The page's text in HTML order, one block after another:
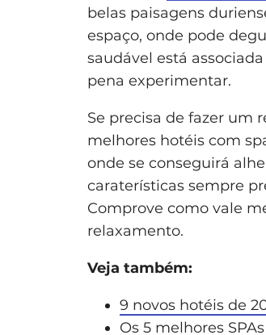
belas paisagens
espaço, onde pode
saudável está
pena experimentar.
Se precisa de fazer um
melhores hotéis com
onde se conseguirá
caraterísticas sempre
Comprove como vale
relaxamento.
Veja também:
9 novos hotéis de
Os 5 melhores